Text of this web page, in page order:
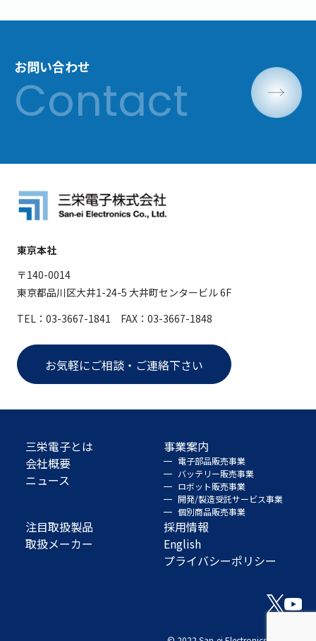
お問い合わせ
東京本社
〒140-0014
東京都品川区大井1-24-5 大井町センタービル 6F
TEL：03-3667-1841 FAX：03-3667-1848
お気軽にご相談・ご連絡下さい
三栄電子とは
会社概要
ニュース
事業案内
電子部品販売事業
バッテリー販売事業
ロボット販売事業
開発/製造受託サービス事業
個別商品販売事業
注目取扱製品
取扱メーカー
採用情報
English
プライバシーポリシー